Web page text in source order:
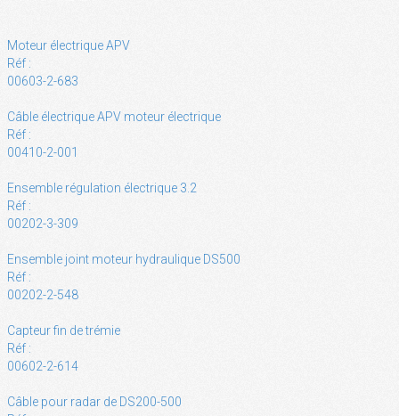
Moteur électrique APV
Réf :
00603-2-683
Câble électrique APV moteur électrique
Réf :
00410-2-001
Ensemble régulation électrique 3.2
Réf :
00202-3-309
Ensemble joint moteur hydraulique DS500
Réf :
00202-2-548
Capteur fin de trémie
Réf :
00602-2-614
Câble pour radar de DS200-500